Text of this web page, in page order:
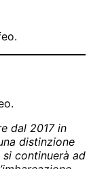
dal 2017 in
distinzione
continuerà ad